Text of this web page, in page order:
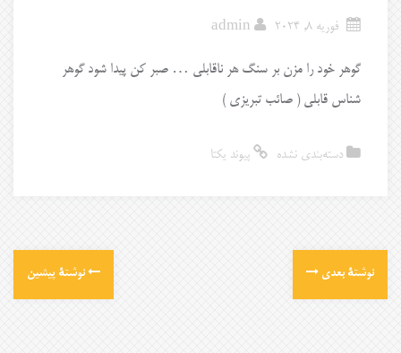
فوریه 8, 2024 admin
گوهر خود را مزن بر سنگ هر ناقابلی … صبر کن پیدا شود گوهر
شناس قابلی ( صائب تبریزی )
دسته‌بندی نشده پیوند یکتا
نوشتهٔ پیشین نوشتهٔ بعدی